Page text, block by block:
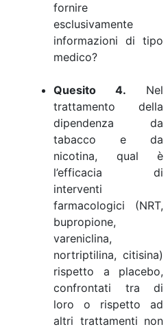
fornire
esclusivamente
informazioni di tipo
medico?
Quesito 4. Nel
trattamento della
dipendenza da
tabacco e da
nicotina, qual è
l’efficacia di
interventi
farmacologici (NRT,
bupropione,
vareniclina,
nortriptilina, citisina)
rispetto a placebo,
confrontati tra di
loro o rispetto ad
altri trattamenti non